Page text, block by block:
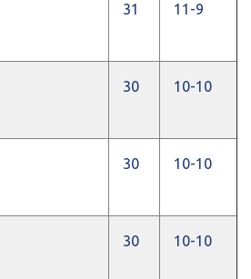
31 11-9
30 10-10
30 10-10
30 10-10